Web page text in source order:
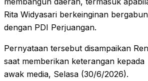
Rita Widyasari berkeinginan
dengan PDI Perjuangan.
Pernyataan tersebut disampaikan
saat memberikan keterangan kepada
awak media, Selasa (30/6/2026).